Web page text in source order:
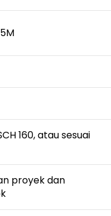
160, atau sesuai
proyek dan